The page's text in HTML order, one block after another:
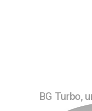
BG Turbo,